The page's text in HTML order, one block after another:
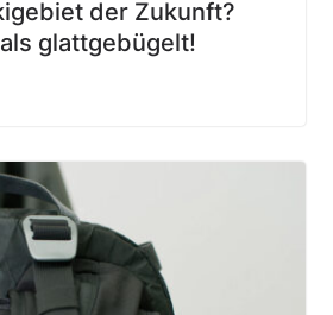
der Zukunft?
glattgebügelt!